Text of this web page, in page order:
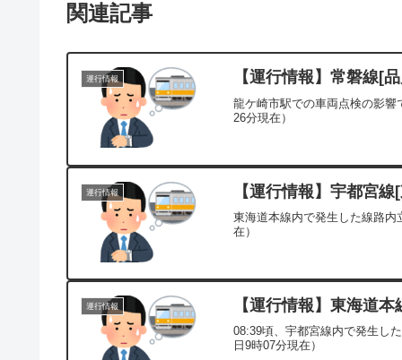
関連記事
運行情報 【運行情報】常磐線[
龍ケ崎市駅での車両点検の影
26分現在）
運行情報 【運行情報】宇都宮
東海道本線内で発生した線路内
在）
運行情報 【運行情報】東海道
08:39頃、宇都宮線内で発生し
日9時07分現在）